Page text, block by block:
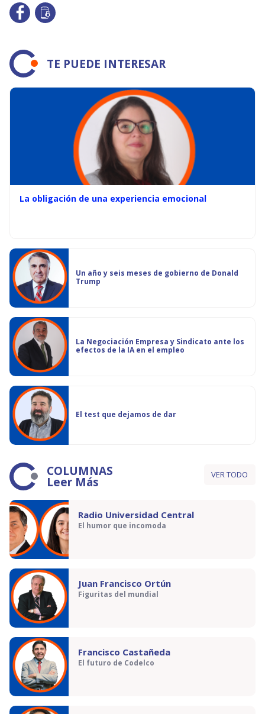
TE PUEDE INTERESAR
La obligación de una experiencia emocional
Un año y seis meses de gobierno de Donald
Trump
La Negociación Empresa y Sindicato ante los
efectos de la IA en el empleo
El test que dejamos de dar
COLUMNAS
Leer Más VER TODO
Radio Universidad Central
El humor que incomoda
Juan Francisco Ortún
Figuritas del mundial
Francisco Castañeda
El futuro de Codelco